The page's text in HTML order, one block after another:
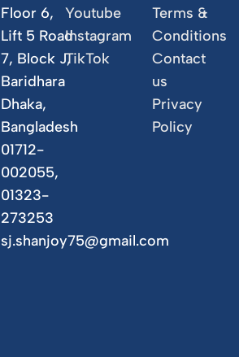
Floor 6,
Lift 5 Road
7, Block J,
Baridhara
Dhaka,
Bangladesh
01712-
002055,
01323-
273253
sj.shanjoy75@gmail.com
Youtube
Instagram
TikTok
Terms &
Conditions
Contact
us
Privacy
Policy